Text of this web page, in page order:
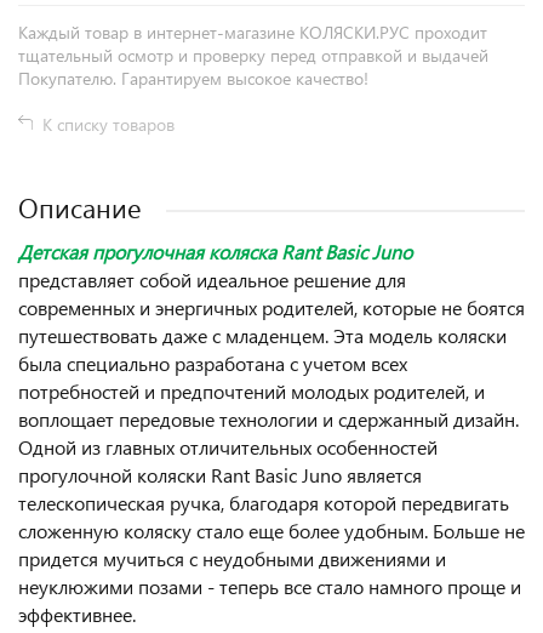
Каждый товар в интернет-магазине КОЛЯСКИ.РУС проходит
тщательный осмотр и проверку перед отправкой и выдачей
Покупателю. Гарантируем высокое качество!
К списку товаров
Описание
Детская прогулочная коляска Rant Basic Juno
представляет собой идеальное решение для
современных и энергичных родителей, которые не боятся
путешествовать даже с младенцем. Эта модель коляски
была специально разработана с учетом всех
потребностей и предпочтений молодых родителей, и
воплощает передовые технологии и сдержанный дизайн.
Одной из главных отличительных особенностей
прогулочной коляски Rant Basic Juno является
телескопическая ручка, благодаря которой передвигать
сложенную коляску стало еще более удобным. Больше не
придется мучиться с неудобными движениями и
неуклюжими позами - теперь все стало намного проще и
эффективнее.